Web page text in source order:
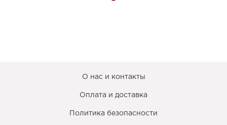
О нас и контакты
Оплата и доставка
Политика безопасности